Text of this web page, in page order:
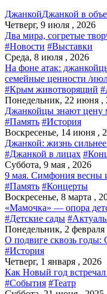
ДжанкойДжанкой в
Четверг, 9 июля , 2026
Два мира, согретые
#Новости #Выставки
Среда, 8 июля , 2026
На фоне атак:
семейные ценности /
#Крым животворящий
Понедельник, 22 июня ,
Джанкойцы знают цену
#Память #История
Воскресенье, 14 июня ,
Джанкой: жизнь
#Джанкой в лицах
Суббота, 9 мая , 2026
9 мая. Симфония весны
#Память #Концерты
Воскресенье, 8 марта ,
«Мамочка» — опора
#Детские сады
Понедельник, 2 февраля
О подвиге сквозь
#История
Четверг, 1 января , 2026
Как Новый год
#События #Театр